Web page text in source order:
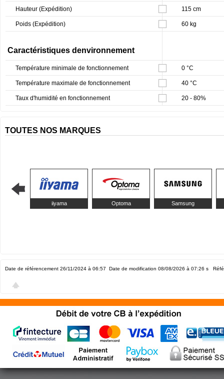
Hauteur (Expédition) 115 cm
Poids (Expédition) 60 kg
Caractéristiques denvironnement
Température minimale de fonctionnement 0 °C
Température maximale de fonctionnement 40 °C
Taux d'humidité en fonctionnement 20 - 80%
TOUTES NOS MARQUES
iiyama Optoma Samsung
Date de référencement 26/11/2024 à 06:57 Date de modification 08/08/2026 à 07:26 s